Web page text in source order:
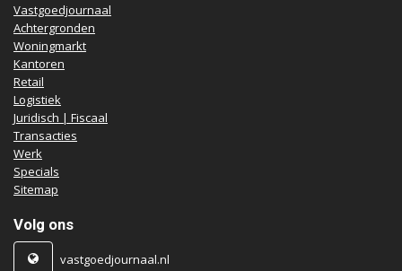
Vastgoedjournaal
Achtergronden
Woningmarkt
Kantoren
Retail
Logistiek
Juridisch | Fiscaal
Transacties
Werk
Specials
Sitemap
Volg ons
vastgoedjournaal.nl